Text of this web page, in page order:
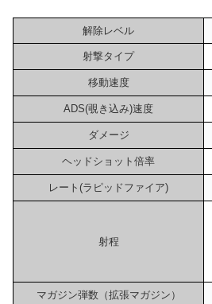
解除レベル
射撃タイプ
移動速度
ADS(覗き込み)速度
ダメージ
ヘッドショット倍率
レート(ラピッドファイア)
射程
マガジン弾数（拡張マガジン）